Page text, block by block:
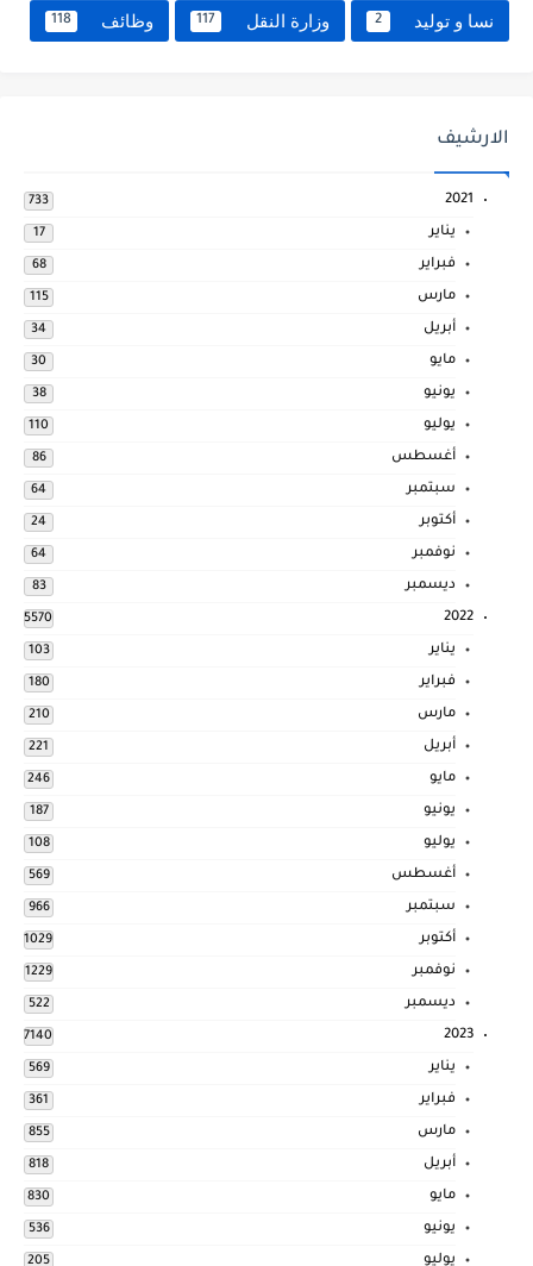
نسا و توليد 2 وزارة النقل 117 وظائف 118
الارشيف
2021
733
يناير 17
فبراير 68
مارس 115
أبريل 34
مايو 30
يونيو 38
يوليو 110
أغسطس 86
سبتمبر 64
أكتوبر 24
نوفمبر 64
ديسمبر 83
2022
5570
يناير 103
فبراير 180
مارس 210
أبريل 221
مايو 246
يونيو 187
يوليو 108
أغسطس 569
سبتمبر 966
أكتوبر 1029
نوفمبر 1229
ديسمبر 522
2023
7140
يناير 569
فبراير 361
مارس 855
أبريل 818
مايو 830
يونيو 536
يوليو 205